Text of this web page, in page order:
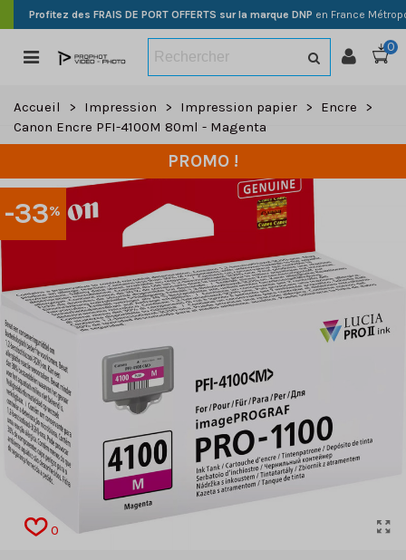
Profitez des FRAIS DE PORT OFFERTS sur la marque DNP en France
0
Accueil > Impression > Impression papier > Encre
>
Canon Encre PFI-4100M 80ml - Magenta
-33%
PROMO !
0